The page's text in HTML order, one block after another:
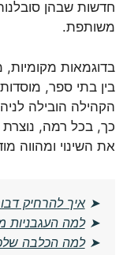
חדשות שבהן
משותפת.
בדוגמאות מקומיות,
בין בתי ספר,
הקהילה הובילה
כך, בכל רמה,
את השינוי ומהווה
➤איך להרחיק
➤למה העגבניות
➤למה הכלבה